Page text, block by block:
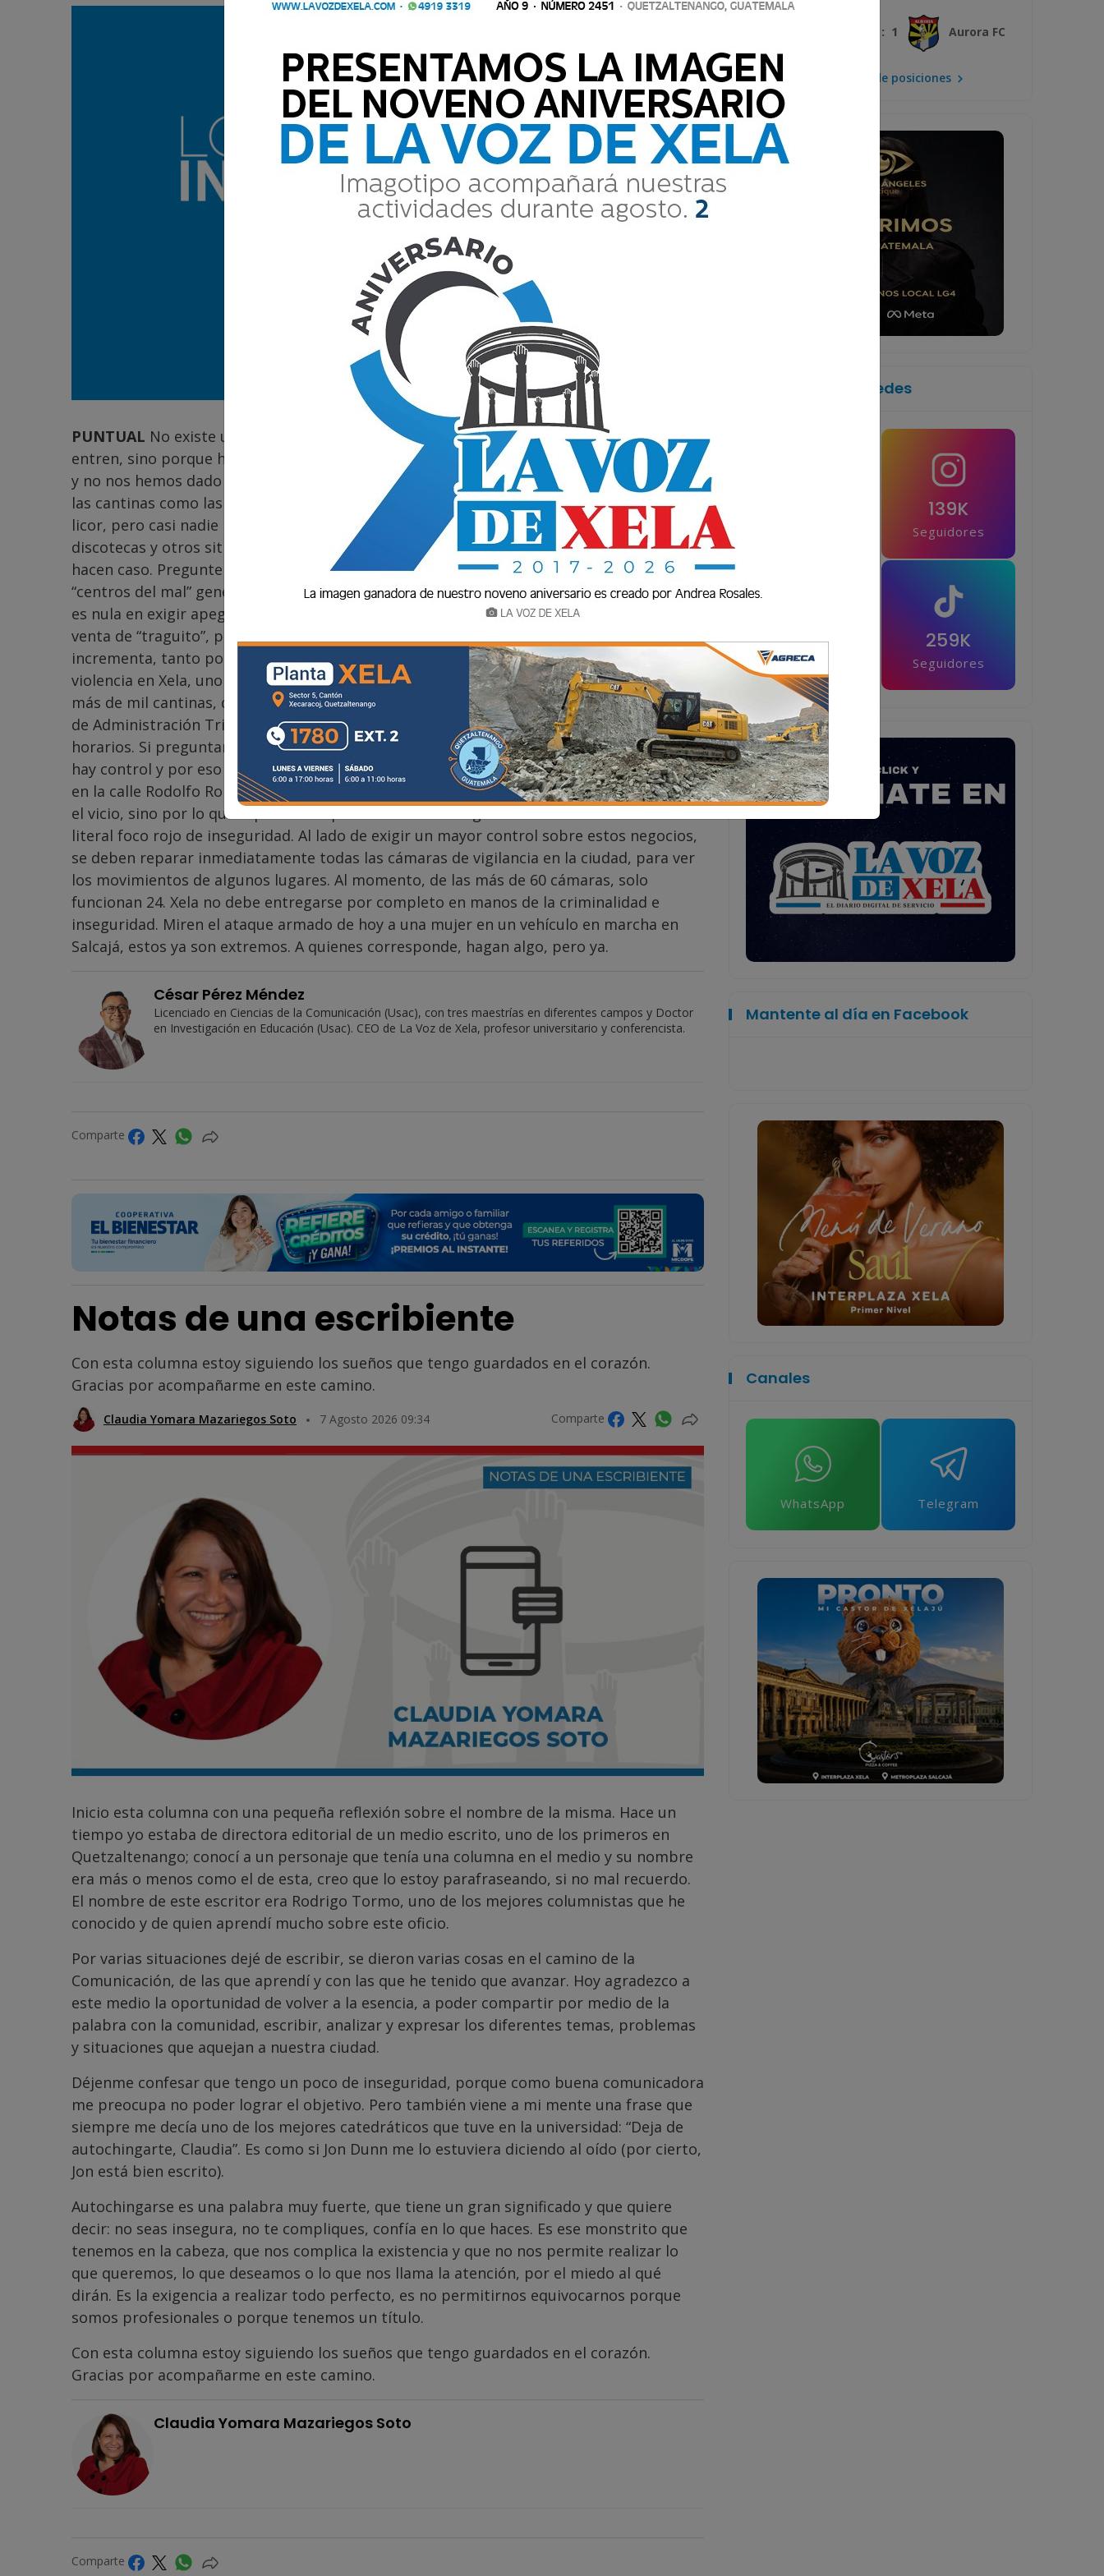
PUNTUAL No existe un registro de cuántas son, pero todos conocen una, no porque
entren, sino porque hay en todos lados. En cualquier esquina hay un negocio de este tipo
y no nos hemos dado cuenta, pero son muy lesivas y fomentan inseguridad. Sabías que
las cantinas como las tiendas pueden estar abiertas hasta las 22 horas, para la venta de
licor, pero casi nadie respeta ese horario de la
Ley Seca
. Y los antros de mala imagen,
discotecas y otros sitios tienen permiso hasta la 1 de la madrugada, pero tampoco
hacen caso. Pregunten a los vecinos. Eso quiere decir mucho, primero, que estos
“centros del mal” generan dinero y, segundo, que nadie los controla, porque la autoridad
es nula en exigir apego a las leyes. Muchas de estas cantinas o bares tienen de fachada la
venta de “traguito”, pero en realidad expenden otras cosas y por ello, la inseguridad se
incrementa, tanto por vendedores como por consumidores. Por tanta inseguridad y
violencia en Xela, uno de los lugares a revisar para sancionar o cancelar deben ser las
más de mil cantinas, donde integrados, Municipalidad, Gobernación y Superintendencia
de Administración Tributaria (SAT) deben accionar iniciando con controles de licencias y
horarios. Si preguntamos a cualquiera de las tres instituciones referidas, seguro que no
hay control y por eso hay tantos hechos ilícitos y hasta asesinatos, como el reciente caso
en la calle Rodolfo Robles, zona 1 de Xela. Ya basta de tolerar a las cantinas, no solo por
el vicio, sino por lo que representan para la sociedad en general. Cada cantina es un
literal foco rojo de inseguridad. Al lado de exigir un mayor control sobre estos negocios,
se deben reparar inmediatamente todas las cámaras de vigilancia en la ciudad, para ver
los movimientos de algunos lugares. Al momento, de las más de 60 cámaras, solo
funcionan 24. Xela no debe entregarse por completo en manos de la criminalidad e
inseguridad. Miren el ataque armado de hoy a una mujer en un vehículo en marcha en
Salcajá, estos ya son extremos. A quienes corresponde, hagan algo, pero ya.
César Pérez Méndez
Licenciado en Ciencias de la Comunicación (Usac), con tres maestrías en diferentes campos y Doctor
en Investigación en Educación (Usac). CEO de La Voz de Xela, profesor universitario y conferencista.
Comparte
Notas de una escribiente
Con esta columna estoy siguiendo los sueños que tengo guardados en el corazón.
Gracias por acompañarme en este camino.
Claudia Yomara Mazariegos Soto 7 Agosto 2026 09:34 Comparte
Inicio esta columna con una pequeña reflexión sobre el nombre de la misma. Hace un
tiempo yo estaba de directora editorial de un medio escrito, uno de los primeros en
Quetzaltenango; conocí a un personaje que tenía una columna en el medio y su nombre
era más o menos como el de esta, creo que lo estoy parafraseando, si no mal recuerdo.
El nombre de este escritor era Rodrigo Tormo, uno de los mejores columnistas que he
conocido y de quien aprendí mucho sobre este oficio.
Por varias situaciones dejé de escribir, se dieron varias cosas en el camino de la
Comunicación, de las que aprendí y con las que he tenido que avanzar. Hoy agradezco a
este medio la oportunidad de volver a la esencia, a poder compartir por medio de la
palabra con la comunidad, escribir, analizar y expresar los diferentes temas, problemas
y situaciones que aquejan a nuestra ciudad.
Déjenme confesar que tengo un poco de inseguridad, porque como buena comunicadora
me preocupa no poder lograr el objetivo. Pero también viene a mi mente una frase que
siempre me decía uno de los mejores catedráticos que tuve en la universidad: “Deja de
autochingarte, Claudia”. Es como si Jon Dunn me lo estuviera diciendo al oído (por cierto,
Jon está bien escrito).
Autochingarse es una palabra muy fuerte, que tiene un gran significado y que quiere
decir: no seas insegura, no te compliques, confía en lo que haces. Es ese monstrito que
tenemos en la cabeza, que nos complica la existencia y que no nos permite realizar lo
que queremos, lo que deseamos o lo que nos llama la atención, por el miedo al qué
dirán. Es la exigencia a realizar todo perfecto, es no permitirnos equivocarnos porque
somos profesionales o porque tenemos un título.
Con esta columna estoy siguiendo los sueños que tengo guardados en el corazón.
Gracias por acompañarme en este camino.
Claudia Yomara Mazariegos Soto
Comparte
3 : 1 Aurora FC
Mira la tabla de posiciones
Síguenos en las redes
139K
Seguidores
42.5K
Seguidores
259K
Seguidores
Mantente al día en Facebook
Canales
WhatsApp Telegram